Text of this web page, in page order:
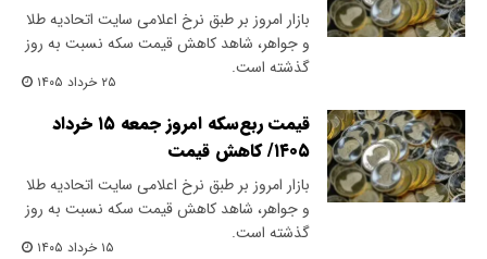
بازار امروز بر طبق نرخ اعلامی سایت اتحادیه طلا
و جواهر، شاهد کاهش قیمت‌‌‌‌ سکه نسبت به روز
گذشته است.
۲۵ خرداد ۱۴۰۵
قیمت ربع‌سکه امروز جمعه ۱۵ خرداد
۱۴۰۵/ کاهش قیمت
بازار امروز بر طبق نرخ اعلامی سایت اتحادیه طلا
و جواهر، شاهد کاهش قیمت‌‌‌‌ سکه نسبت به روز
گذشته است.
۱۵ خرداد ۱۴۰۵